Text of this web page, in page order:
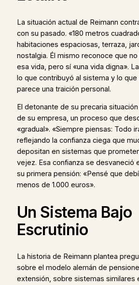
La situación actual de Reimann
con su pasado. «180 metros
habitaciones espaciosas, terraza,
nostalgia. Él mismo reconoce que
esa vida, pero sí «una vida digna».
lo que contribuyó al sistema y lo que
parece una traición personal.
El detonante de su precaria
de su empresa, un proceso que
«gradual». «Siempre piensas: Todo
reflejando la confianza ciega que
depositan en sistemas que
vejez. Esa confianza se desvaneció
su primera pensión: «Pensé que
menos de 1.000 euros».
Un Sistema Bajo
Escrutinio
La historia de Reimann plantea
sobre el modelo alemán de
extensión, sobre sistemas similares